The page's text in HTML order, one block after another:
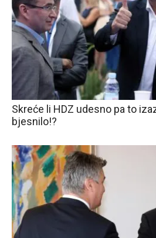
Skreće li HDZ udesno pa to
bjesnilo!?